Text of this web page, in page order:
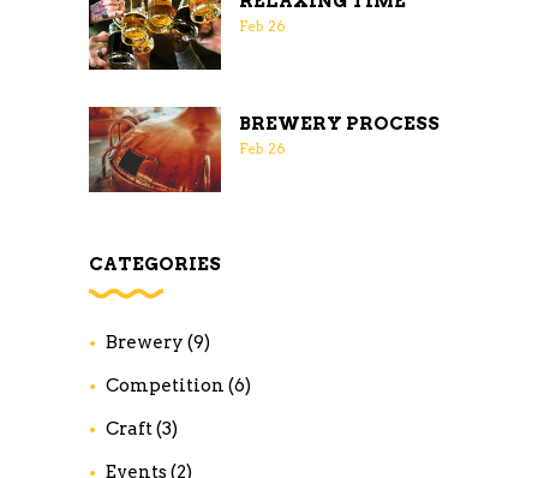
Feb 26
BREWERY PROCESS
Feb 26
CATEGORIES
Brewery (9)
Competition (6)
Craft(3)
Events(2)